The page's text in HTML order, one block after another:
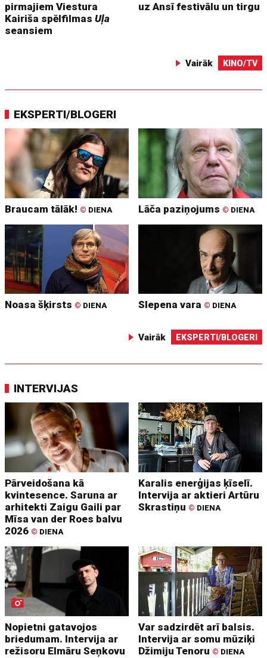
pirmajiem Viestura
Kairiša spēlfilmasUļa
seansiem
uz Ansī festivālu un tirgu
Vairāk KINO/TV
EKSPERTI/BLOGERI
Braucam tālāk! © DIENA Lāča paziņojums © DIENA
Noasa šķirsts © DIENA Slepena vara © DIENA
Vairāk EKSPERTI/BLOGERI
INTERVIJAS
Pārveidošana kā
kvintesence. Saruna ar
arhitekti Zaigu Gaili par
Mīsa van der Roes balvu
2026 © DIENA
Karalis enerģijas ķīselī.
Intervija ar aktieri Artūru
Skrastiņu © DIENA
Nopietni gatavojos
briedumam. Intervija ar
režisoru Elmāru Seņkovu
Var sadzirdēt arī balsis.
Intervija ar somu mūziķi
Džimiju Tenoru © DIENA